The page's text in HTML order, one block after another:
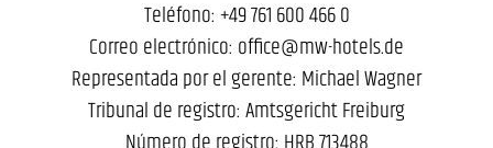
Teléfono: +49 761 600 466 0
Correo electrónico: office@mw-hotels.de
Representada por el gerente: Michael Wagner
Tribunal de registro: Amtsgericht Freiburg
Número de registro: HRB 713488